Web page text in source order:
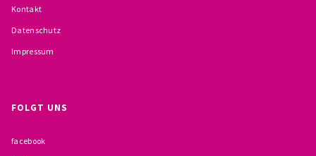
BESCHWERDEMÖGLICHKEITEN
Kontakt
Datenschutz
Impressum
FOLGT UNS
facebook